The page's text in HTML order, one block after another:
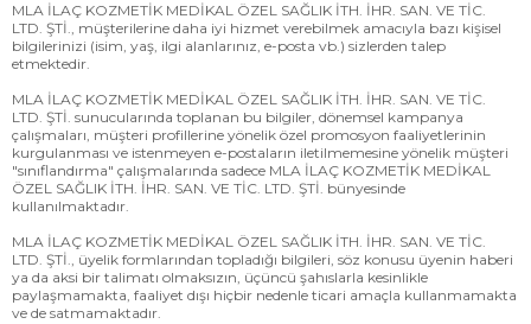
MLA İLAÇ KOZMETİK MEDİKAL ÖZEL SAĞLIK İTH. İHR. SAN. VE TİC.
LTD. ŞTİ., müşterilerine daha iyi hizmet verebilmek amacıyla bazı kişisel
bilgilerinizi (isim, yaş, ilgi alanlarınız, e-posta vb.) sizlerden talep
etmektedir.
MLA İLAÇ KOZMETİK MEDİKAL ÖZEL SAĞLIK İTH. İHR. SAN. VE TİC.
LTD. ŞTİ. sunucularında toplanan bu bilgiler, dönemsel kampanya
çalışmaları, müşteri profillerine yönelik özel promosyon faaliyetlerinin
kurgulanması ve istenmeyen e-postaların iletilmemesine yönelik müşteri
"sınıflandırma" çalışmalarında sadece MLA İLAÇ KOZMETİK MEDİKAL
ÖZEL SAĞLIK İTH. İHR. SAN. VE TİC. LTD. ŞTİ. bünyesinde
kullanılmaktadır.
MLA İLAÇ KOZMETİK MEDİKAL ÖZEL SAĞLIK İTH. İHR. SAN. VE TİC.
LTD. ŞTİ., üyelik formlarından topladığı bilgileri, söz konusu üyenin haberi
ya da aksi bir talimatı olmaksızın, üçüncü şahıslarla kesinlikle
paylaşmamakta, faaliyet dışı hiçbir nedenle ticari amaçla kullanmamakta
ve de satmamaktadır.